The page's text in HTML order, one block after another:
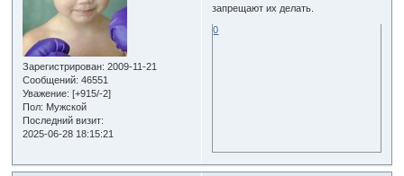
Зарегистрирован: 2009-11-21
Сообщений: 46551
Уважение: [+915/-2]
Пол: Мужской
Последний визит:
2025-06-28 18:15:21
запрещают их делать.
0